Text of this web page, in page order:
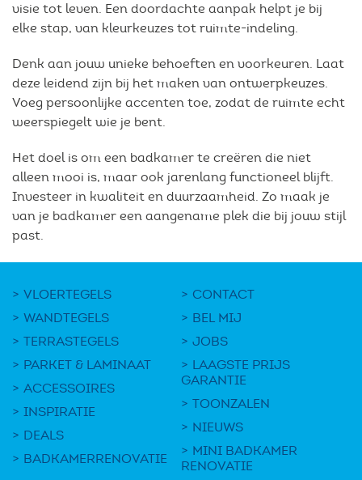
visie tot leven. Een doordachte aanpak helpt je bij
elke stap, van kleurkeuzes tot ruimte-indeling.
Denk aan jouw unieke behoeften en voorkeuren. Laat
deze leidend zijn bij het maken van ontwerpkeuzes.
Voeg persoonlijke accenten toe, zodat de ruimte echt
weerspiegelt wie je bent.
Het doel is om een badkamer te creëren die niet
alleen mooi is, maar ook jarenlang functioneel blijft.
Investeer in kwaliteit en duurzaamheid. Zo maak je
van je badkamer een aangename plek die bij jouw stijl
past.
VLOERTEGELS
WANDTEGELS
TERRASTEGELS
PARKET & LAMINAAT
ACCESSOIRES
INSPIRATIE
DEALS
BADKAMERRENOVATIE
CONTACT
BEL MIJ
JOBS
LAAGSTE PRIJS
GARANTIE
TOONZALEN
NIEUWS
MINI BADKAMER
RENOVATIE